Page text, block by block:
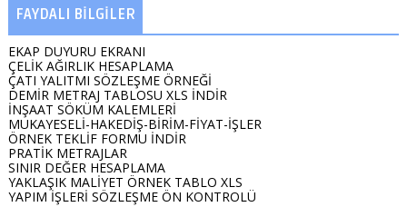
FAYDALI BİLGİLER
EKAP DUYURU EKRANI
ÇELİK AĞIRLIK HESAPLAMA
ÇATI YALITMI SÖZLEŞME ÖRNEĞİ
DEMİR METRAJ TABLOSU XLS İNDİR
İNŞAAT SÖKÜM KALEMLERİ
MUKAYESELİ-HAKEDİŞ-BİRİM-FİYAT-İŞLER
ÖRNEK TEKLİF FORMU İNDİR
PRATİK METRAJLAR
SINIR DEĞER HESAPLAMA
YAKLAŞIK MALİYET ÖRNEK TABLO XLS
YAPIM İŞLERİ SÖZLEŞME ÖN KONTROLÜ